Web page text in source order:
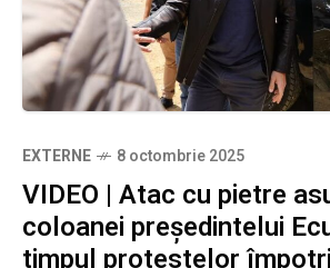
EXTERNE 8 octombrie 2025
VIDEO | Atac cu pietre
coloanei președintelui
timpul protestelor